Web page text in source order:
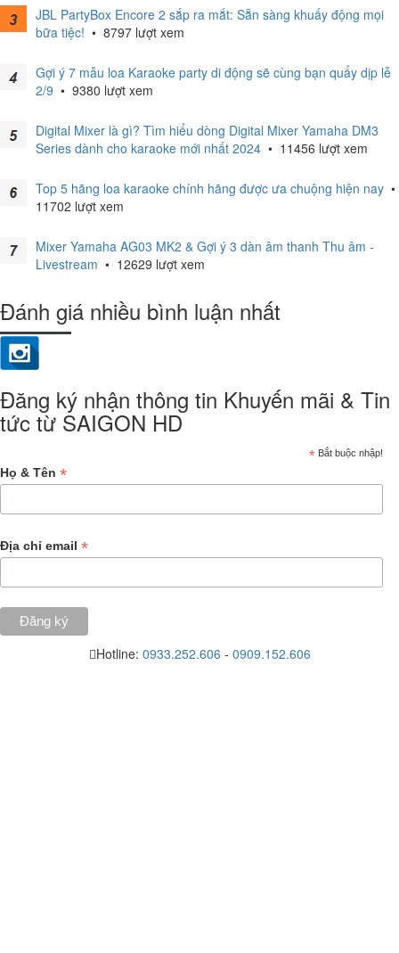
JBL PartyBox Encore 2 sắp ra mắt: Sẵn sàng khuấy động mọi
bữa tiệc! • 8797 lượt xem
Gợi ý 7 mẫu loa Karaoke party di động sẽ cùng bạn quẩy dịp lễ
2/9 • 9380 lượt xem
Digital Mixer là gì? Tìm hiểu dòng Digital Mixer Yamaha DM3
Series dành cho karaoke mới nhất 2024 • 11456 lượt xem
Top 5 hãng loa karaoke chính hãng được ưa chuộng hiện nay •
11702 lượt xem
Mixer Yamaha AG03 MK2 & Gợi ý 3 dàn âm thanh Thu âm -
Livestream • 12629 lượt xem
Đánh giá nhiều bình luận nhất
Đăng ký nhận thông tin Khuyến mãi & Tin
tức từ SAIGON HD
* Bắt buộc nhập!
Họ & Tên *
Địa chỉ email *
Hotline: 0933.252.606 - 0909.152.606